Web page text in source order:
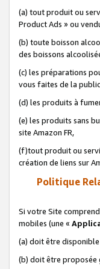
(a) tout produit ou
Product Ads » ou
(b) toute boisson
des boissons
(c) les préparations
vous faites de la
(d) les produits à
(e) les produits sans
site Amazon FR,
(f)tout produit ou
création de liens sur
Politique
Si votre Site
mobiles (une «
(a) doit être
(b) doit être proposée